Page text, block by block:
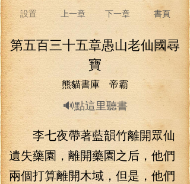
設置 上一章 下一章 書頁
第五百三十五章愚山老仙國尋
寶
熊貓書庫 帝霸
🔊點這里聽書
李七夜帶著藍韻竹離開眾仙
遺失藥園，離開藥園之后，他們
兩個打算離開木域，但是，他們